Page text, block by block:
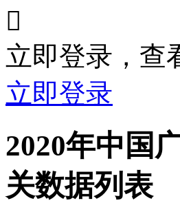

立即登录，查
立即登录
2020年中国
关数据列表